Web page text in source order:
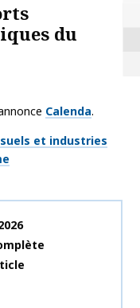
du
Calenda.
et industries